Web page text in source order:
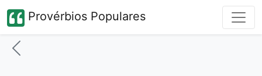
Provérbios Populares